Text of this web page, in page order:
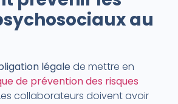
au
légalede mettre en
de prévention des risques
collaborateurs doivent avoir